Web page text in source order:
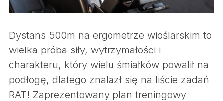
Dystans 500m na ergometrze wioślarskim to
wielka próba siły, wytrzymałości i
charakteru, który wielu śmiałków powalił na
podłogę, dlatego znalazł się na liście zadań
RAT! Zaprezentowany plan treningowy